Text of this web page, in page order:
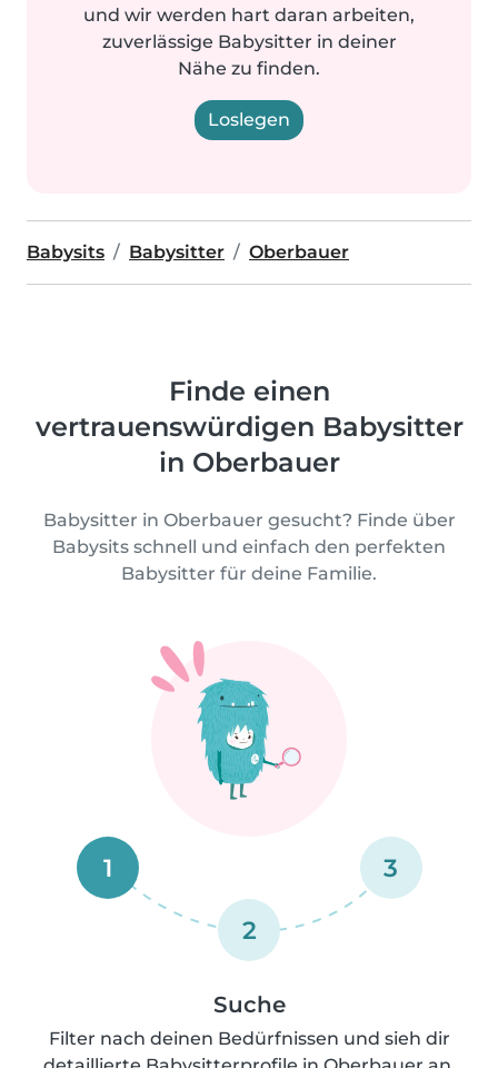
und wir werden hart daran arbeiten,
zuverlässige Babysitter in deiner
Nähe zu finden.
Loslegen
Babysits Babysitter Oberbauer
Finde einen
vertrauenswürdigen Babysitter
in Oberbauer
Babysitter in Oberbauer gesucht? Finde über
Babysits schnell und einfach den perfekten
Babysitter für deine Familie.
1
2
3
Suche
Filter nach deinen Bedürfnissen und sieh dir